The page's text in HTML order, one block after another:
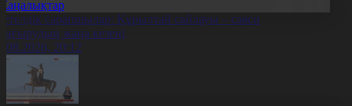
сарапшылар: Құрылтай сайлауы – саяси
жаңа кезеңі
20:12